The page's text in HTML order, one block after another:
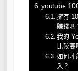
youtube
擁有
賺錢嗎
我的
比較高
如何才
入？